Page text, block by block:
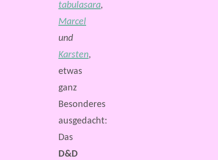
tabulasara,
Marcel
und
Karsten,
etwas
ganz
Besonderes
ausgedacht:
Das
D&D